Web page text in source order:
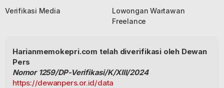
Verifikasi Media
Lowongan Wartawan
Freelance
Harianmemokepri.com telah diverifikasi oleh Dewan
Pers
Nomor 1259/DP-Verifikasi/K/XIII/2024
https://dewanpers.or.id/data